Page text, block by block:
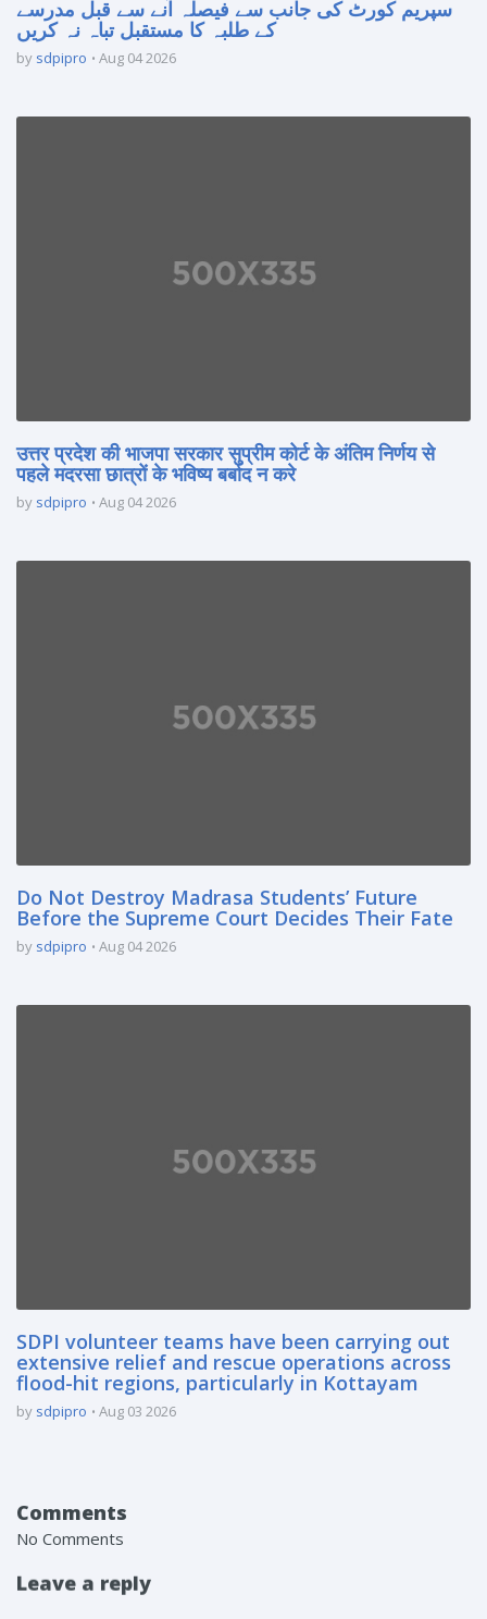
سپریم کورٹ کی جانب سے فیصلہ آنے سے قبل مدرسے
کے طلبہ کا مستقبل تباہ نہ کریں
by sdpipro Aug 04 2026
उत्तर प्रदेश की भाजपा सरकार सुप्रीम कोर्ट के अंतिम निर्णय से
पहले मदरसा छात्रों के भविष्य बर्बाद न करे
by sdpipro Aug 04 2026
Do Not Destroy Madrasa Students’ Future
Before the Supreme Court Decides Their Fate
by sdpipro Aug 04 2026
SDPI volunteer teams have been carrying out
extensive relief and rescue operations across
flood-hit regions, particularly in Kottayam
by sdpipro Aug 03 2026
Comments
No Comments
Leave a reply